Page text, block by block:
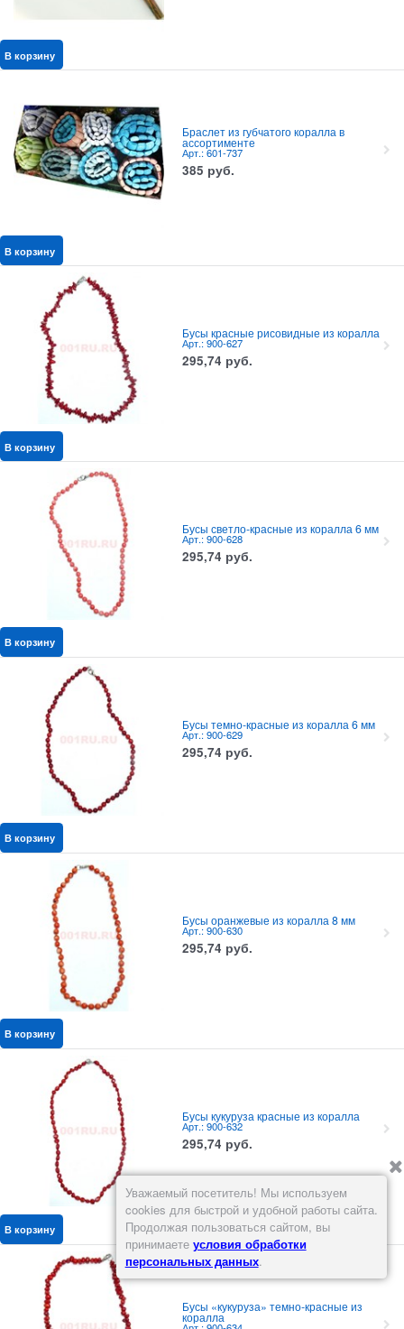
В корзину
Браслет из губчатого коралла в
ассортименте
Арт.: 601-737
385 руб.
В корзину
Бусы красные рисовидные из коралла
Арт.: 900-627
295,74 руб.
В корзину
Бусы светло-красные из коралла 6 мм
Арт.: 900-628
295,74 руб.
В корзину
Бусы темно-красные из коралла 6 мм
Арт.: 900-629
295,74 руб.
В корзину
Бусы оранжевые из коралла 8 мм
Арт.: 900-630
295,74 руб.
В корзину
Бусы кукуруза красные из коралла
Арт.: 900-632
295,74 руб.
В корзину
Бусы «кукуруза» темно-красные из
коралла
Уважаемый посетитель! Мы используем
cookies для быстрой и удобной работы сайта.
Продолжая пользоваться сайтом, вы
принимаете условия обработки
персональных данных.